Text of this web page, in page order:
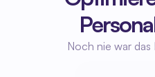
Noch nie war